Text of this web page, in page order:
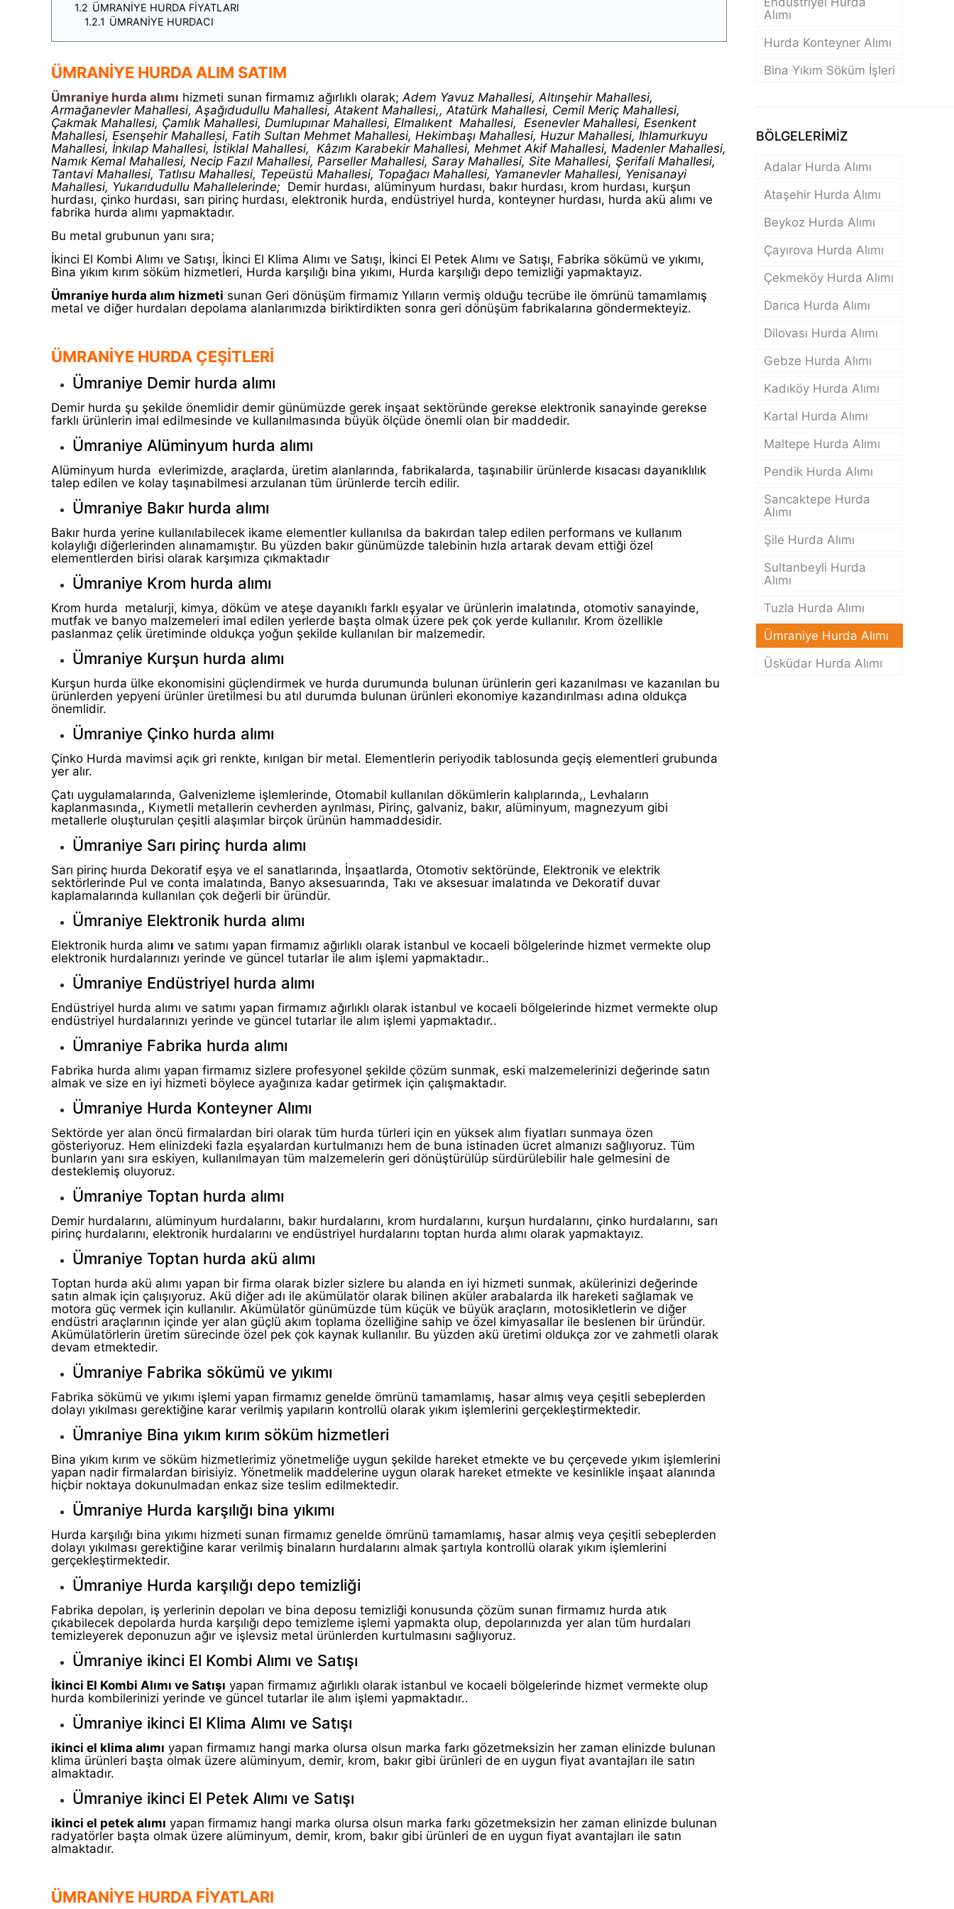
1.2 ÜMRANİYE HURDA FİYATLARI
1.2.1 ÜMRANİYE HURDACI
ÜMRANİYE HURDA ALIM SATIM
Ümraniye hurda alımı hizmeti sunan firmamız ağırlıklı olarak;Adem Yavuz Mahallesi, Altınşehir Mahallesi,
Armağanevler Mahallesi, Aşağıdudullu Mahallesi, Atakent Mahallesi,, Atatürk Mahallesi, Cemil Meriç Mahallesi,
Çakmak Mahallesi, Çamlık Mahallesi, Dumlupınar Mahallesi, Elmalıkent Mahallesi, Esenevler Mahallesi, Esenkent
Mahallesi, Esenşehir Mahallesi, Fatih Sultan Mehmet Mahallesi, Hekimbaşı Mahallesi, Huzur Mahallesi, Ihlamurkuyu
Mahallesi, İnkılap Mahallesi, İstiklal Mahallesi, Kâzım Karabekir Mahallesi, Mehmet Akif Mahallesi, Madenler Mahallesi,
Namık Kemal Mahallesi, Necip Fazıl Mahallesi, Parseller Mahallesi, Saray Mahallesi, Site Mahallesi, Şerifali Mahallesi,
Tantavi Mahallesi, Tatlısu Mahallesi, Tepeüstü Mahallesi, Topağacı Mahallesi, Yamanevler Mahallesi, Yenisanayi
Mahallesi, Yukarıdudullu Mahallelerinde; Demir hurdası, alüminyum hurdası, bakır hurdası, krom hurdası, kurşun
hurdası, çinko hurdası, sarı pirinç hurdası, elektronik hurda, endüstriyel hurda, konteyner hurdası, hurda akü alımı ve
fabrika hurda alımı yapmaktadır.
Bu metal grubunun yanı sıra;
İkinci El Kombi Alımı ve Satışı, İkinci El Klima Alımı ve Satışı, İkinci El Petek Alımı ve Satışı, Fabrika sökümü ve yıkımı,
Bina yıkım kırım söküm hizmetleri, Hurda karşılığı bina yıkımı, Hurda karşılığı depo temizliği yapmaktayız.
Ümraniye hurda alım hizmeti sunan Geri dönüşüm firmamız Yılların vermiş olduğu tecrübe ile ömrünü tamamlamış
metal ve diğer hurdaları depolama alanlarımızda biriktirdikten sonra geri dönüşüm fabrikalarına göndermekteyiz.
ÜMRANİYE HURDA ÇEŞİTLERİ
Ümraniye Demir hurda alımı
Demir hurda şu şekilde önemlidir demir günümüzde gerek inşaat sektöründe gerekse elektronik sanayinde gerekse
farklı ürünlerin imal edilmesinde ve kullanılmasında büyük ölçüde önemli olan bir maddedir.
Ümraniye Alüminyum hurda alımı
Alüminyum hurda evlerimizde, araçlarda, üretim alanlarında, fabrikalarda, taşınabilir ürünlerde kısacası dayanıklılık
talep edilen ve kolay taşınabilmesi arzulanan tüm ürünlerde tercih edilir.
Ümraniye Bakır hurda alımı
Bakır hurda yerine kullanılabilecek ikame elementler kullanılsa da bakırdan talep edilen performans ve kullanım
kolaylığı diğerlerinden alınamamıştır. Bu yüzden bakır günümüzde talebinin hızla artarak devam ettiği özel
elementlerden birisi olarak karşımıza çıkmaktadır
Ümraniye Krom hurda alımı
Krom hurda metalurji, kimya, döküm ve ateşe dayanıklı farklı eşyalar ve ürünlerin imalatında, otomotiv sanayinde,
mutfak ve banyo malzemeleri imal edilen yerlerde başta olmak üzere pek çok yerde kullanılır. Krom özellikle
paslanmaz çelik üretiminde oldukça yoğun şekilde kullanılan bir malzemedir.
Ümraniye Kurşun hurda alımı
Kurşun hurda ülke ekonomisini güçlendirmek ve hurda durumunda bulunan ürünlerin geri kazanılması ve kazanılan bu
ürünlerden yepyeni ürünler üretilmesi bu atıl durumda bulunan ürünleri ekonomiye kazandırılması adına oldukça
önemlidir.
Ümraniye Çinko hurda alımı
Çinko Hurda mavimsi açık gri renkte, kırılgan bir metal. Elementlerin periyodik tablosunda geçiş elementleri grubunda
yer alır.
Çatı uygulamalarında, Galvenizleme işlemlerinde, Otomabil kullanılan dökümlerin kalıplarında,, Levhaların
kaplanmasında,, Kıymetli metallerin cevherden ayrılması, Pirinç, galvaniz, bakır, alüminyum, magnezyum gibi
metallerle oluşturulan çeşitli alaşımlar birçok ürünün hammaddesidir.
Ümraniye Sarı pirinç hurda alımı
Sarı pirinç hıurda Dekoratif eşya ve el sanatlarında, İnşaatlarda, Otomotiv sektöründe, Elektronik ve elektrik
sektörlerinde Pul ve conta imalatında, Banyo aksesuarında, Takı ve aksesuar imalatında ve Dekoratif duvar
kaplamalarında kullanılan çok değerli bir üründür.
Ümraniye Elektronik hurda alımı
Elektronik hurda alımı ve satımı yapan firmamız ağırlıklı olarak istanbul ve kocaeli bölgelerinde hizmet vermekte olup
elektronik hurdalarınızı yerinde ve güncel tutarlar ile alım işlemi yapmaktadır..
Ümraniye Endüstriyel hurda alımı
Endüstriyel hurda alımı ve satımı yapan firmamız ağırlıklı olarak istanbul ve kocaeli bölgelerinde hizmet vermekte olup
endüstriyel hurdalarınızı yerinde ve güncel tutarlar ile alım işlemi yapmaktadır..
Ümraniye Fabrika hurda alımı
Fabrika hurda alımı yapan firmamız sizlere profesyonel şekilde çözüm sunmak, eski malzemelerinizi değerinde satın
almak ve size en iyi hizmeti böylece ayağınıza kadar getirmek için çalışmaktadır.
Ümraniye Hurda Konteyner Alımı
Sektörde yer alan öncü firmalardan biri olarak tüm hurda türleri için en yüksek alım fiyatları sunmaya özen
gösteriyoruz. Hem elinizdeki fazla eşyalardan kurtulmanızı hem de buna istinaden ücret almanızı sağlıyoruz. Tüm
bunların yanı sıra eskiyen, kullanılmayan tüm malzemelerin geri dönüştürülüp sürdürülebilir hale gelmesini de
desteklemiş oluyoruz.
Ümraniye Toptan hurda alımı
Demir hurdalarını, alüminyum hurdalarını, bakır hurdalarını, krom hurdalarını, kurşun hurdalarını, çinko hurdalarını, sarı
pirinç hurdalarını, elektronik hurdalarını ve endüstriyel hurdalarını toptan hurda alımı olarak yapmaktayız.
Ümraniye Toptan hurda akü alımı
Toptan hurda akü alımı yapan bir firma olarak bizler sizlere bu alanda en iyi hizmeti sunmak, akülerinizi değerinde
satın almak için çalışıyoruz. Akü diğer adı ile akümülatör olarak bilinen aküler arabalarda ilk hareketi sağlamak ve
motora güç vermek için kullanılır. Akümülatör günümüzde tüm küçük ve büyük araçların, motosikletlerin ve diğer
endüstri araçlarının içinde yer alan güçlü akım toplama özelliğine sahip ve özel kimyasallar ile beslenen bir üründür.
Akümülatörlerin üretim sürecinde özel pek çok kaynak kullanılır. Bu yüzden akü üretimi oldukça zor ve zahmetli olarak
devam etmektedir.
Ümraniye Fabrika sökümü ve yıkımı
Fabrika sökümü ve yıkımı işlemi yapan firmamız genelde ömrünü tamamlamış, hasar almış veya çeşitli sebeplerden
dolayı yıkılması gerektiğine karar verilmiş yapıların kontrollü olarak yıkım işlemlerini gerçekleştirmektedir.
Ümraniye Bina yıkım kırım söküm hizmetleri
Bina yıkım kırım ve söküm hizmetlerimiz yönetmeliğe uygun şekilde hareket etmekte ve bu çerçevede yıkım işlemlerini
yapan nadir firmalardan birisiyiz. Yönetmelik maddelerine uygun olarak hareket etmekte ve kesinlikle inşaat alanında
hiçbir noktaya dokunulmadan enkaz size teslim edilmektedir.
Ümraniye Hurda karşılığı bina yıkımı
Hurda karşılığı bina yıkımı hizmeti sunan firmamız genelde ömrünü tamamlamış, hasar almış veya çeşitli sebeplerden
dolayı yıkılması gerektiğine karar verilmiş binaların hurdalarını almak şartıyla kontrollü olarak yıkım işlemlerini
gerçekleştirmektedir.
Ümraniye Hurda karşılığı depo temizliği
Fabrika depoları, iş yerlerinin depoları ve bina deposu temizliği konusunda çözüm sunan firmamız hurda atık
çıkabilecek depolarda hurda karşılığı depo temizleme işlemi yapmakta olup, depolarınızda yer alan tüm hurdaları
temizleyerek deponuzun ağır ve işlevsiz metal ürünlerden kurtulmasını sağlıyoruz.
Ümraniye ikinci El Kombi Alımı ve Satışı
İkinci El Kombi Alımı ve Satışı yapan firmamız ağırlıklı olarak istanbul ve kocaeli bölgelerinde hizmet vermekte olup
hurda kombilerinizi yerinde ve güncel tutarlar ile alım işlemi yapmaktadır..
Ümraniye ikinci El Klima Alımı ve Satışı
ikinci el klima alımı yapan firmamız hangi marka olursa olsun marka farkı gözetmeksizin her zaman elinizde bulunan
klima ürünleri başta olmak üzere alüminyum, demir, krom, bakır gibi ürünleri de en uygun fiyat avantajları ile satın
almaktadır.
Ümraniye ikinci El Petek Alımı ve Satışı
ikinci el petek alımı yapan firmamız hangi marka olursa olsun marka farkı gözetmeksizin her zaman elinizde bulunan
radyatörler başta olmak üzere alüminyum, demir, krom, bakır gibi ürünleri de en uygun fiyat avantajları ile satın
almaktadır.
ÜMRANİYE HURDA FİYATLARI
Alımı
Hurda Konteyner Alımı
Bina Yıkım Söküm İşleri
BÖLGELERİMİZ
Adalar Hurda Alımı
Ataşehir Hurda Alımı
Beykoz Hurda Alımı
Çayırova Hurda Alımı
Çekmeköy Hurda Alımı
Darıca Hurda Alımı
Dilovası Hurda Alımı
Gebze Hurda Alımı
Kadıköy Hurda Alımı
Kartal Hurda Alımı
Maltepe Hurda Alımı
Pendik Hurda Alımı
Sancaktepe Hurda
Alımı
Şile Hurda Alımı
Sultanbeyli Hurda
Alımı
Tuzla Hurda Alımı
Ümraniye Hurda Alımı
Üsküdar Hurda Alımı